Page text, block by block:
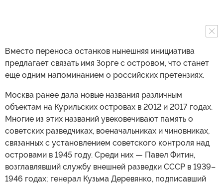
Вместо переноса останков нынешняя инициатива
предлагает связать имя Зорге с островом, что станет
еще одним напоминанием о российских претензиях.
Москва ранее дала новые названия различным
объектам на Курильских островах в 2012 и 2017 годах.
Многие из этих названий увековечивают память о
советских разведчиках, военачальниках и чиновниках,
связанных с установлением советского контроля над
островами в 1945 году. Среди них — Павел Фитин,
возглавлявший службу внешней разведки СССР в 1939–
1946 годах; генерал Кузьма Деревянко, подписавший